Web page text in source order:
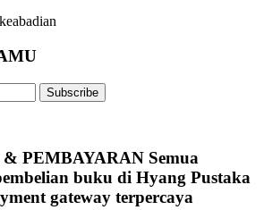
Subscribe
PEMBAYARAN Semua
buku di Hyang Pustaka
gateway terpercaya